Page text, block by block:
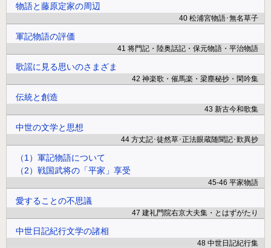
物語と藤原定家の周辺
40 松浦宮物語･無名草子
軍記物語の評価
41 将門記・陸奥話記・保元物語・平治物語
歌謡に見る思いのさまざま
42 神楽歌・催馬楽・梁塵秘抄・閑吟集
伝統と創造
43 新古今和歌集
中世の文学と思想
44 方丈記･徒然草･正法眼蔵随聞記･歎異抄
（1）軍記物語について
（2）戦国武将の「平家」享受
45-46 平家物語
愛することの不思議
47 建礼門院右京大夫集・とはずがたり
中世日記紀行文学の諸相
48 中世日記紀行集